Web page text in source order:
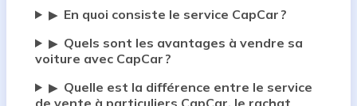
▶ En quoi consiste le service CapCar ?
▶ Quels sont les avantages à vendre sa
voiture avec CapCar ?
▶ Quelle est la différence entre le service
de vente à particuliers CapCar, le rachat